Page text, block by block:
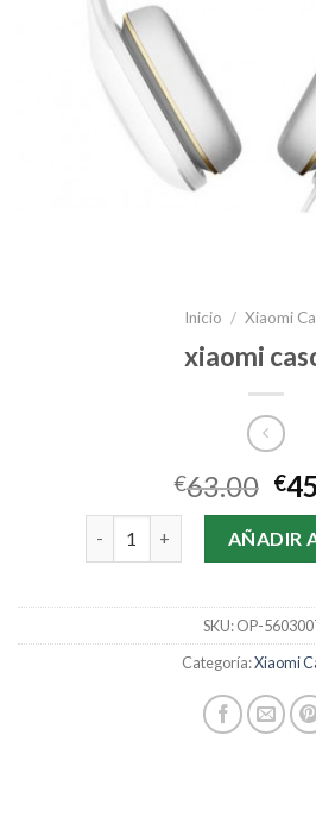
Inicio / Xiaomi
xiaomi
€63.00 €
xiaomi cascos cantidadAÑADIR
SKU:OP-
Categoría:Xiaomi